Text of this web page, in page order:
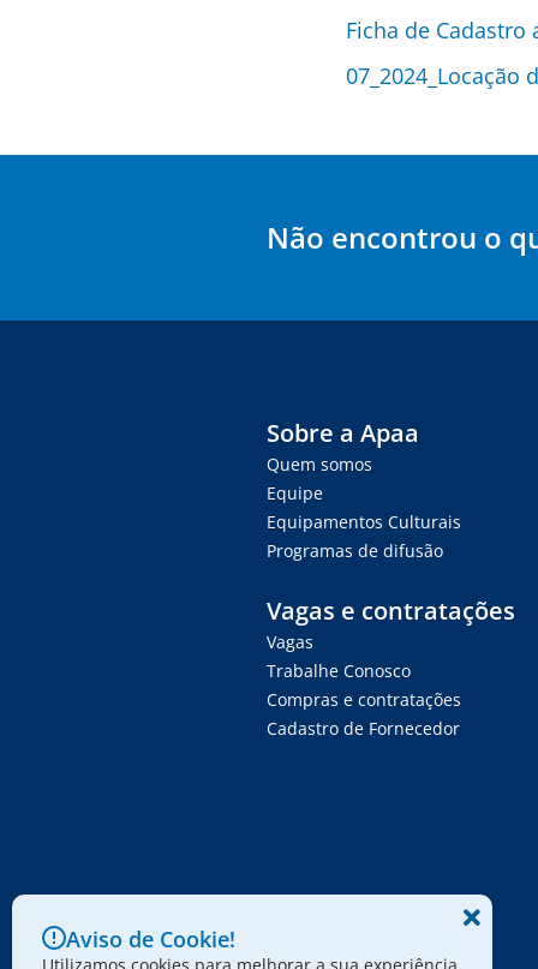
Ficha de Cadastro
07_2024_Locação
Não encontrou o
Sobre a Apaa
Quem somos
Equipe
Equipamentos Culturais
Programas de difusão
Vagas e contratações
Vagas
Trabalhe Conosco
Compras e contratações
Cadastro de Fornecedor
Aviso de Cookie!